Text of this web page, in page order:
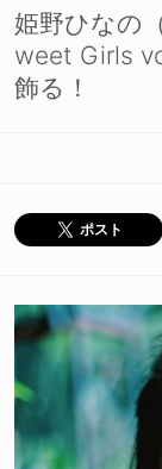
姫野ひなの
weet Girls
飾る！
ポスト